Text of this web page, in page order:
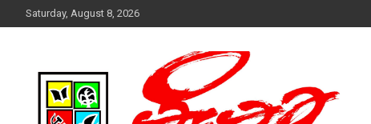
to
Saturday, August 8, 2026